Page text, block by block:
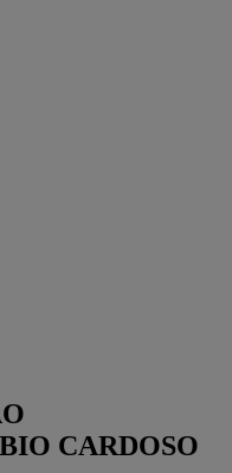
CARDOSO